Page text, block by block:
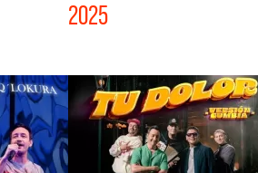
2025